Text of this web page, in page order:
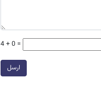
4 + 0 =
ارسل